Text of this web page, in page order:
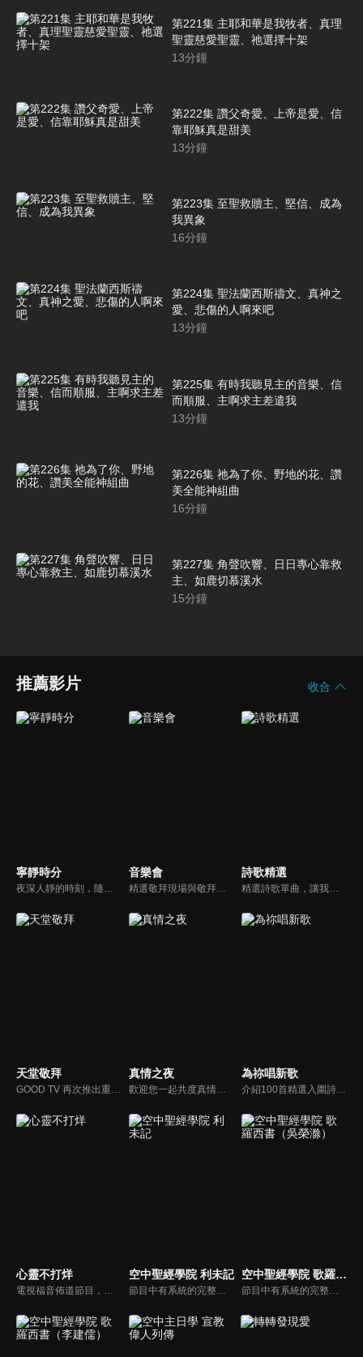
第221集 主耶和華是我牧者、真理
聖靈慈愛聖靈、祂選擇十架
13分鐘
第222集 讚父奇愛、上帝是愛、信
靠耶穌真是甜美
13分鐘
第223集 至聖救贖主、堅信、成為
我異象
16分鐘
第224集 聖法蘭西斯禱文、真神之
愛、悲傷的人啊來吧
13分鐘
第225集 有時我聽見主的音樂、信
而順服、主啊求主差遣我
13分鐘
第226集 祂為了你、野地的花、讚
美全能神組曲
16分鐘
第227集 角聲吹響、日日專心靠救
主、如鹿切慕溪水
15分鐘
推薦影片 收合
寧靜時分 音樂會
精選敬拜現場與敬拜者真實的分享，讓我們一起向神獻上最美的祭。
詩歌精選
精選詩歌單曲，讓我們獻上全心全人的敬拜。
天堂敬拜
GOOD TV 再次推出重量級音樂節目《天堂敬拜》，匯集當代知名音樂人，在敬拜水流中引領觀眾經歷神的同在。期盼觀眾收看時，神的同在降臨、聖靈充滿；透過音樂成為橋樑，讓神同在的氛圍，吸引非基督徒渴望認識神，得著救恩。
真情之夜
歡迎您一起共度真情之夜，透過見證、詩歌讓我們一同進入在這個城市裡，許許多多的真情故事、真情人生。
為祢唱新歌
介紹100首精選入圍詩歌及創作新秀；以及資深詩歌創作人及知名基督徒藝人，如巫啟賢、張芸京、TANK、盛曉玫等。分享他們的創作故事，或感動他們的一首詩歌。一起唱新歌，來為主打歌。
心靈不打烊
電視福音佈道節目，由前主播何戎主持，有別於以往的節目風格，將繼續提供最具平安與感動的心靈音樂饗宴。
空中聖經學院 利未記
節目中有系統的完整講解聖經真理，邀請受過解經講道訓練的老師，按著正意分解真理的道，帶領弟兄姊妹更深的了解聖經的浩瀚與偉大
空中聖經學院 歌羅西書（吳榮滁）
節目中有系統的完整講解聖經真理，邀請受過解經講道訓練的老師，按著正意分解真理的道，帶領弟兄姊妹更深的了解聖經的浩瀚與偉大。